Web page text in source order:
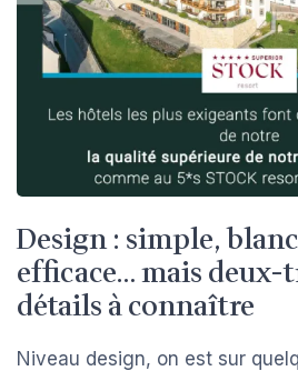
Design : simple,
efficace… mais deux-
détails à connaître
Niveau design, on est sur